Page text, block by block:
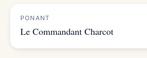
PONANT
Le Commandant Charcot